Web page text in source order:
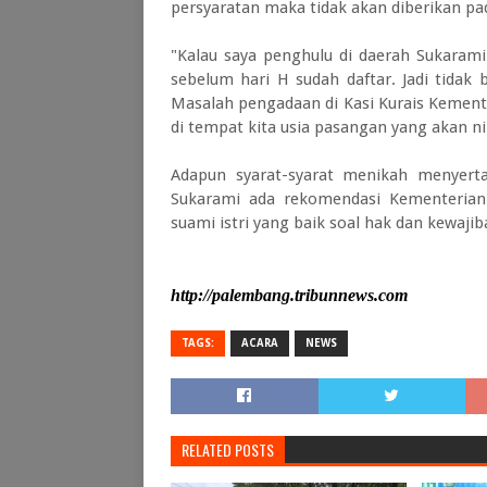
persyaratan maka tidak akan diberikan
"Kalau saya penghulu di daerah
sebelum hari H sudah daftar. Jadi tidak
Masalah pengadaan di Kasi Kurais
di tempat kita usia pasangan yang akan
Adapun syarat-syarat menikah
Sukarami ada rekomendasi
suami istri yang baik soal hak dan
http://palembang.tribunnews.com
TAGS: ACARA NEWS
RELATED POSTS